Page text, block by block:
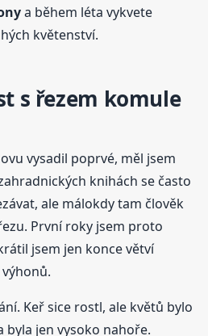
a během léta vykvete
květenství.
s řezem komule
vysadil poprvé, měl jsem
knihách se často
ale málokdy tam člověk
První roky jsem proto
jsem jen konce větví
Keř sice rostl, ale květů bylo
byla jen vysoko nahoře.